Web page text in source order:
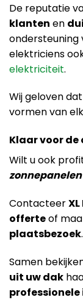
De reputatie
klanten en
ondersteuning
elektriciens
elektriciteit.
Wij geloven
vormen van
Klaar voor
Wilt u ook
Contacteer
offerteof
plaatsbezoek.
Samen
uit uw dak